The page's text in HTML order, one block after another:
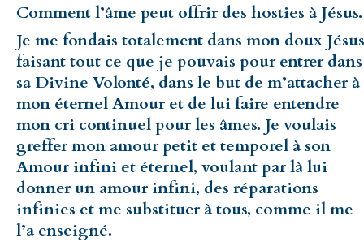
Comment l’âme peut offrir des hosties à Jésus.
Je me fondais totalement dans mon doux
faisant tout ce que je pouvais pour entrer dans
sa Divine Volonté, dans le but de m’attacher à
mon éternel Amour et de lui faire entendre
mon cri continuel pour les âmes. Je voulais
greffer mon amour petit et temporel à son
Amour infini et éternel, voulant par là lui
donner un amour infini, des réparations
infinies et me substituer à tous, comme il me
l’a enseigné.